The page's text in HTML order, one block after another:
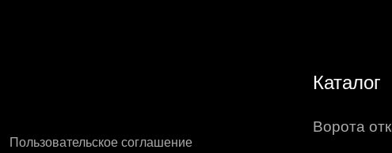
Пользовательское соглашение
Каталог
Ворота